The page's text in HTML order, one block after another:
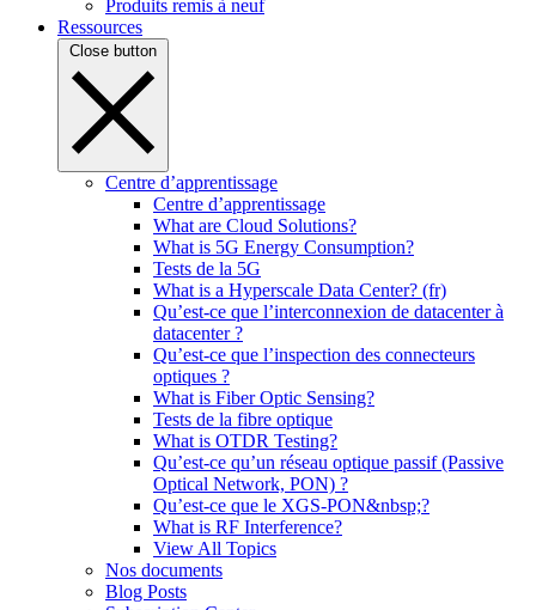
Produits remis à neuf
Ressources
Close button
Centre d’apprentissage
Centre d’apprentissage
What are Cloud Solutions?
What is 5G Energy Consumption?
Tests de la 5G
What is a Hyperscale Data Center? (fr)
Qu’est-ce que l’interconnexion de datacenter à
datacenter ?
Qu’est-ce que l’inspection des connecteurs
optiques ?
What is Fiber Optic Sensing?
Tests de la fibre optique
What is OTDR Testing?
Qu’est-ce qu’un réseau optique passif (Passive
Optical Network, PON) ?
Qu’est-ce que le XGS-PON&nbsp;?
What is RF Interference?
View All Topics
Nos documents
Blog Posts